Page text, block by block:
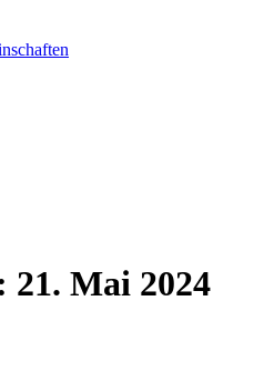
21. Mai 2024